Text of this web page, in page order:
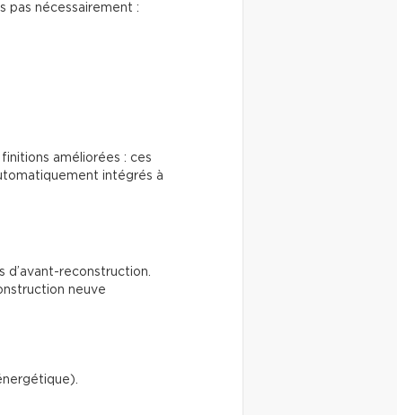
pas nécessairement :
améliorées : ces
intégrés à
d’avant-reconstruction.
neuve